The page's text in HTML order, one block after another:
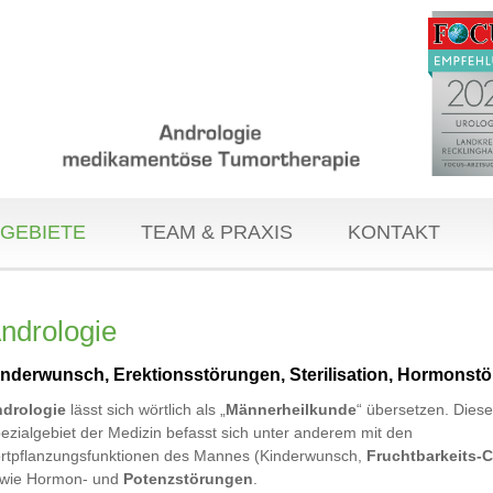
TEAM & PRAXIS KONTAKT
Erektionsstörungen, Sterilisation,
lässt sich wörtlich als „ Männerheilkunde“ übersetzen.
der Medizin befasst sich unter anderem mit den
des Mannes (Kinderwunsch, Fruchtbarkeits-
Hormon- und Potenzstörungen